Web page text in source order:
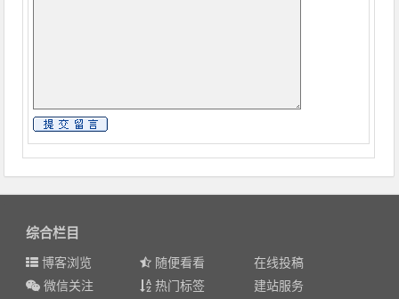
综合栏目
博客浏览 随便看看
在线投稿
微信关注
热门标签 建站服务